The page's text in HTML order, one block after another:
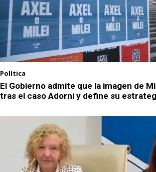
Política
El Gobierno admite que la imagen de
tras el caso Adorni y define su